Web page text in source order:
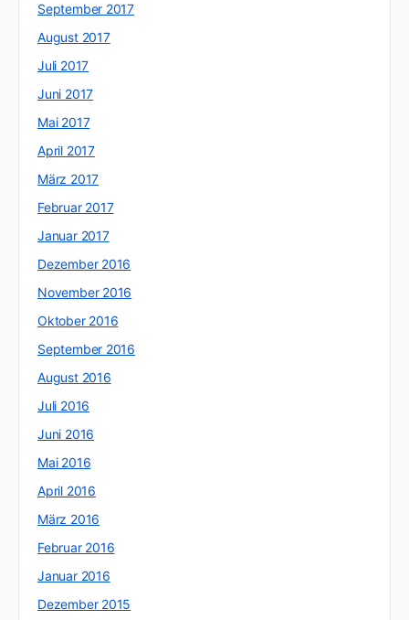
September 2017
August 2017
Juli 2017
Juni 2017
Mai 2017
April 2017
März 2017
Februar 2017
Januar 2017
Dezember 2016
November 2016
Oktober 2016
September 2016
August 2016
Juli 2016
Juni 2016
Mai 2016
April 2016
März 2016
Februar 2016
Januar 2016
Dezember 2015